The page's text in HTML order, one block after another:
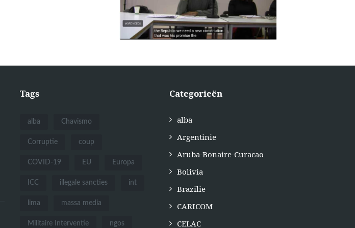
Tags
alba Chavismo
Corruptie coup
COVID-19 EU Europa
ICC illegale sancties int
lima massa media
Militaire Interventie ngos
Categorieën
alba
Argentinie
Aruba-Bonaire-Curacao
Bolivia
Brazilie
CARICOM
CELAC